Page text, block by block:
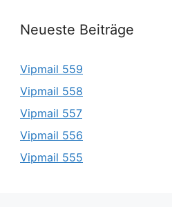
Neueste Beiträge
Vipmail 559
Vipmail 558
Vipmail 557
Vipmail 556
Vipmail 555